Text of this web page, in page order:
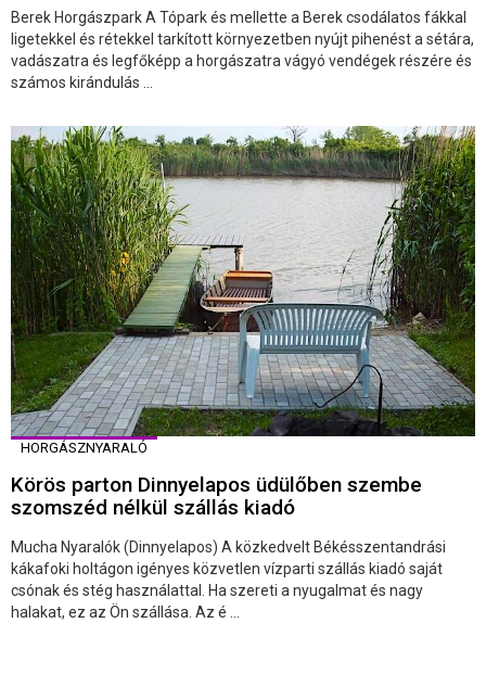
Berek Horgászpark A Tópark és mellette a Berek csodálatos fákkal
ligetekkel és rétekkel tarkított környezetben nyújt pihenést a sétára,
vadászatra és legfőképp a horgászatra vágyó vendégek részére és
számos kirándulás ...
HORGÁSZNYARALÓ
Körös parton Dinnyelapos üdülőben szembe
szomszéd nélkül szállás kiadó
Mucha Nyaralók (Dinnyelapos) A közkedvelt Békésszentandrási
kákafoki holtágon igényes közvetlen vízparti szállás kiadó saját
csónak és stég használattal. Ha szereti a nyugalmat és nagy
halakat, ez az Ön szállása. Az é ...